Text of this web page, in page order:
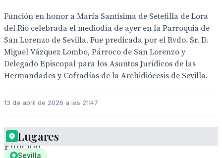
Función en honor a María Santísima de Setefilla de Lora
del Rio celebrada el mediodía de ayer en la Parroquia de
San Lorenzo de Sevilla. Fue predicada por el Rvdo. Sr. D.
Miguel Vázquez Lombo, Párroco de San Lorenzo y
Delegado Episcopal para los Asuntos Jurídicos de las
Hermandades y Cofradías de la Archidiócesis de Sevilla.
13 de abril de 2026 a las 21:47
Función
Lugares
Sevilla